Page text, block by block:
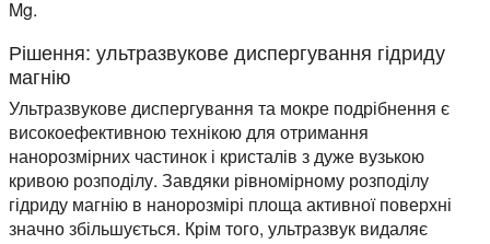
Mg.
Рішення: ультразвукове диспергування гідриду
магнію
Ультразвукове диспергування та мокре подрібнення є
високоефективною технікою для отримання
нанорозмірних частинок і кристалів з дуже вузькою
кривою розподілу. Завдяки рівномірному розподілу
гідриду магнію в нанорозмірі площа активної поверхні
значно збільшується. Крім того, ультразвук видаляє